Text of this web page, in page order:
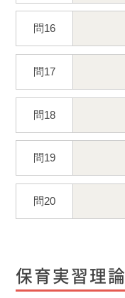
問16
問17
問18
問19
問20
保育実習理論